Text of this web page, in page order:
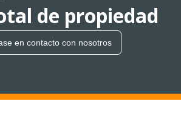
de propiedad
en contacto con nosotros